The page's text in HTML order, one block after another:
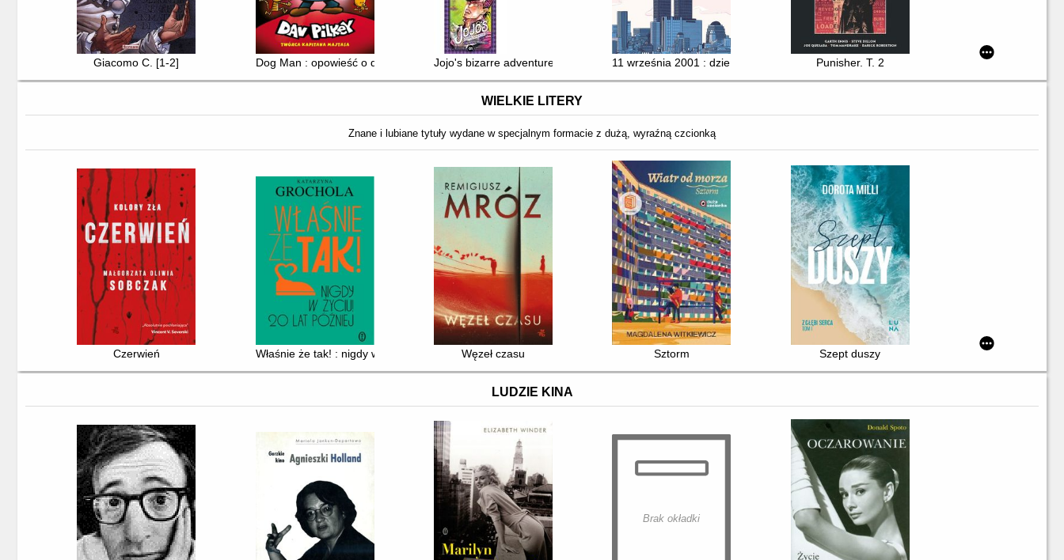
Giacomo C. [1-2] Dog Man : opowieść o dwóch kotachJojo's bizarre adventure. Part IV, 0111 września 2001 : dzień, w którym runął światPunisher. T. 2
WIELKIE LITERY
Znane i lubiane tytuły wydane w specjalnym formacie z dużą, wyraźną czcionką
Czerwień Właśnie że tak! : nigdy w życiu! 20 lat późniejWęzeł czasu Sztorm Szept duszy
LUDZIE KINA
Brak okładki